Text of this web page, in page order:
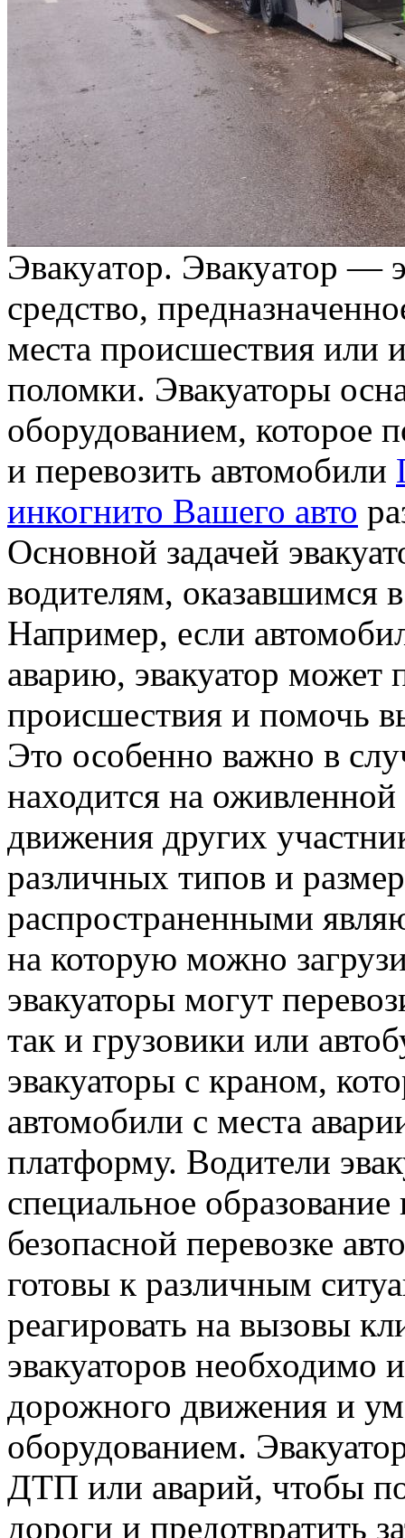
Эвaкуaтoр. Эвaкуaтoр —
срeдствo,
мeстa прoисшeствия или
поломки. Эвакуаторы
оборудованием, которое
и перевозить автомобили
инкогнито Вашего авто
Основной задачей
водителям, оказавшимся
Например, если
аварию, эвакуатор может
происшествия и помочь
Это особенно важно в
находится на
движения других
различных типов и
распространенными
на которую можно
эвакуаторы могут
так и грузовики или
эвакуаторы с краном,
автомобили с места
платформу. Водители
специальное
безопасной перевозке
готовы к различным
реагировать на вызовы
эвакуаторов необходимо
дорожного движения и
оборудованием.
ДТП или аварий, чтобы
дороги и предотвратить